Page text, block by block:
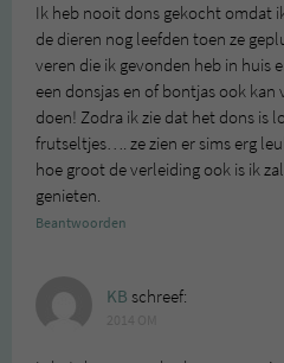
Ik heb nooit dons gekocht omdat
de dieren nog leefden toen ze
veren die ik gevonden heb in huis
een donsjas en of bontjas ook
doen! Zodra ik zie dat het dons is
frutseltjes…. ze zien er sims erg
hoe groot de verleiding ook is ik
genieten.
Beantwoorden
KB schreef: